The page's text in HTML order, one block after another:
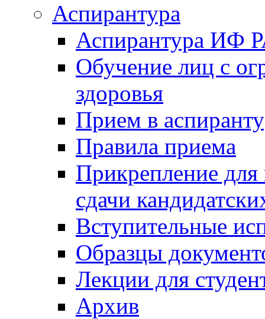
Аспирантура
Аспирантура ИФ
Обучение лиц с
здоровья
Прием в
Правила приема
Прикрепление для
сдачи
Вступительные
Образцы
Лекции для
Архив